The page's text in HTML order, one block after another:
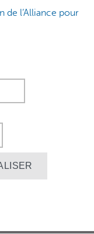
de l’Alliance pour